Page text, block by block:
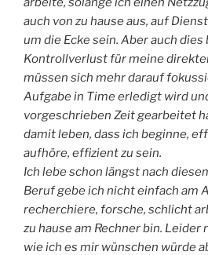
auch von zu hause aus, auf
um die Ecke sein. Aber auch
Kontrollverlust für meine
müssen sich mehr darauf
Aufgabe in Time erledigt wird
vorgeschrieben Zeit gearbeitet
damit leben, dass ich beginne,
aufhöre, effizient zu sein.
Ich lebe schon längst nach
Beruf gebe ich nicht einfach am
recherchiere, forsche, schlicht
zu hause am Rechner bin. Leider
wie ich es mir wünschen würde